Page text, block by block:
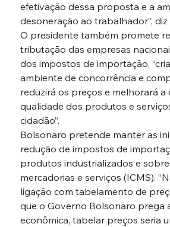
efetivação dessa proposta e a
desoneração ao trabalhador”,
O presidente também promete
tributação das empresas
dos impostos de importação,
ambiente de concorrência e
reduzirá os preços e melhorará a
qualidade dos produtos e
cidadão”.
Bolsonaro pretende manter as
redução de impostos de
produtos industrializados e
mercadorias e serviços (ICMS).
ligação com tabelamento de
que o Governo Bolsonaro prega
econômica, tabelar preços seria